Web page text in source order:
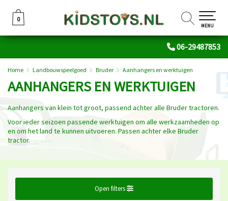
06-29487853
0
0
MENU
Home Landbouwspeelgoed Bruder Aanhangers en werktuigen
AANHANGERS EN WERKTUIGEN
Aanhangers van klein tot groot, passend achter alle Bruder tractoren.
Voor ieder seizoen passende werktuigen om alle werkzaamheden op
en om het land te kunnen uitvoeren. Passen achter elke Bruder
tractor.
Open filters